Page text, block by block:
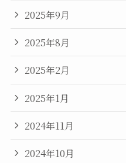
2025年9月
2025年8月
2025年2月
2025年1月
2024年11月
2024年10月